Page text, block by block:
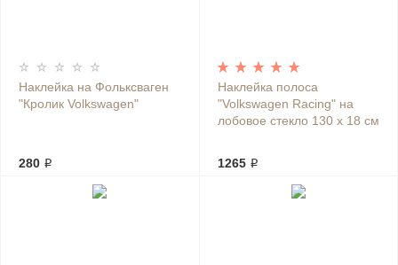
Наклейка на Фольксваген
"Кролик Volkswagen"
280 ₽
Наклейка полоса
"Volkswagen Racing" на
лобовое стекло 130 х 18 см
1265 ₽